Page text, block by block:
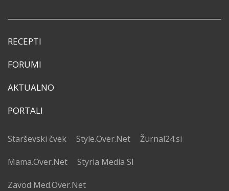
RECEPTI
FORUMI
AKTUALNO
PORTALI
Starševski čvek Style.Over.Net Žurnal24.si
Mama.Over.Net Styria Media SI
Zavod Med.Over.Net